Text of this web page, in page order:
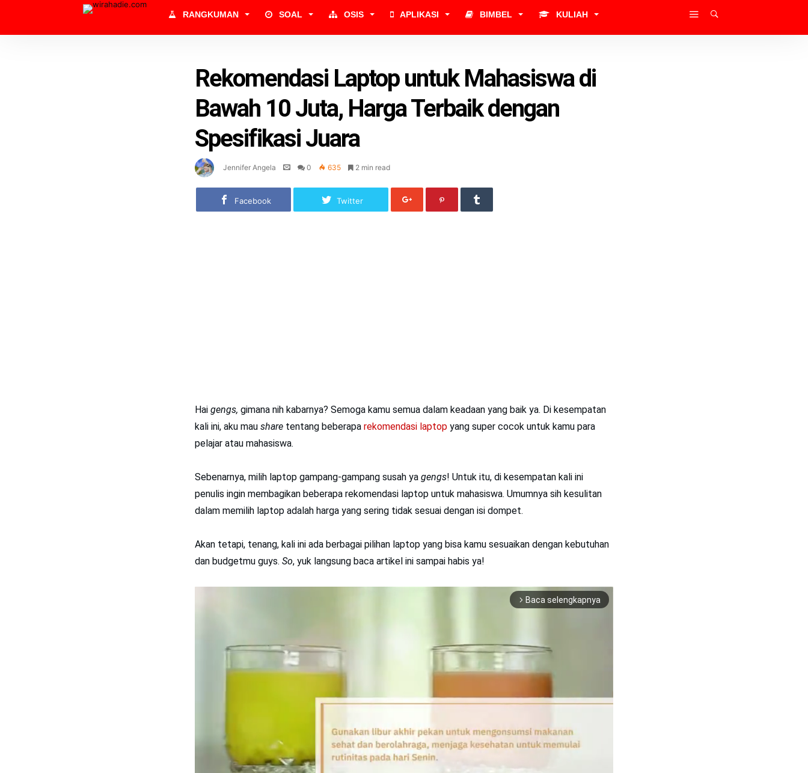
RANGKUMAN SOAL OSIS APLIKASI BIMBEL KULIAH
Rekomendasi Laptop untuk Mahasiswa di
Bawah 10 Juta, Harga Terbaik dengan
Spesifikasi Juara
Jennifer Angela 0 635 2 min read
Facebook Twitter
Hai gengs, gimana nih kabarnya? Semoga kamu semua dalam keadaan yang baik ya. Di kesempatan
kali ini, aku mau share tentang beberapa rekomendasi laptop yang super cocok untuk kamu para
pelajar atau mahasiswa.
Sebenarnya, milih laptop gampang-gampang susah ya gengs! Untuk itu, di kesempatan kali ini
penulis ingin membagikan beberapa rekomendasi laptop untuk mahasiswa. Umumnya sih kesulitan
dalam memilih laptop adalah harga yang sering tidak sesuai dengan isi dompet.
Akan tetapi, tenang, kali ini ada berbagai pilihan laptop yang bisa kamu sesuaikan dengan kebutuhan
dan budgetmu guys. So, yuk langsung baca artikel ini sampai habis ya!
arrow_forward_ios Baca selengkapnya